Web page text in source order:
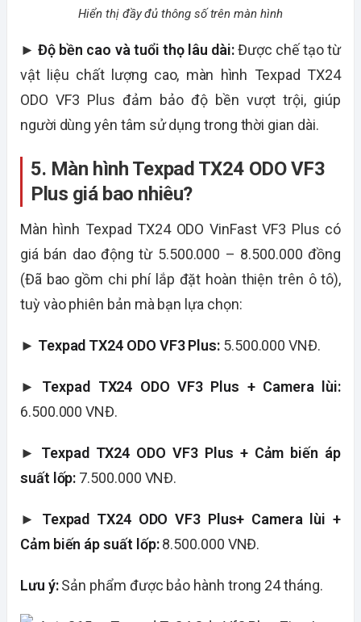
Hiển thị đầy đủ thông số trên màn hình
►Độ bền cao và tuổi thọ lâu dài:Được chế tạo từ
vật liệu chất lượng cao, màn hình Texpad TX24
ODO VF3 Plus đảm bảo độ bền vượt trội, giúp
người dùng yên tâm sử dụng trong thời gian dài.
5. Màn hình Texpad TX24 ODO VF3
Plus giá bao nhiêu?
Màn hình Texpad TX24 ODO VinFast VF3 Plus có
giá bán dao động từ 5.500.000 – 8.500.000 đồng
(Đã bao gồm chi phí lắp đặt hoàn thiện trên ô tô),
tuỳ vào phiên bản mà bạn lựa chọn:
► Texpad TX24 ODO VF3 Plus: 5.500.000 VNĐ.
► Texpad TX24 ODO VF3 Plus + Camera lùi:
6.500.000 VNĐ.
► Texpad TX24 ODO VF3 Plus + Cảm biến áp
suất lốp: 7.500.000 VNĐ.
► Texpad TX24 ODO VF3 Plus+ Camera lùi +
Cảm biến áp suất lốp:8.500.000 VNĐ.
Lưu ý:Sản phẩm được bảo hành trong 24 tháng.